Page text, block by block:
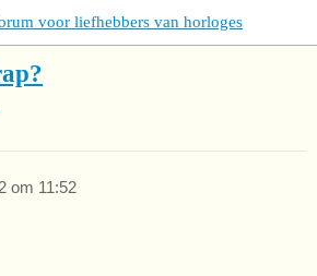
voor liefhebbers van horloges
om 11:52